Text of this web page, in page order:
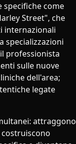
specifiche come
Street", che
internazionali
specializzazioni
professionista
sulle nuove
dell'area;
legate
attraggono